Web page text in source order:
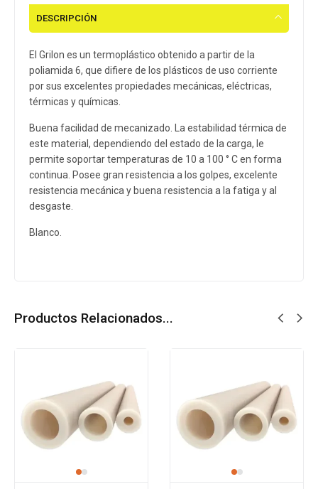
DESCRIPCIÓN
El Grilon es un termoplástico obtenido a partir de la
poliamida 6, que difiere de los plásticos de uso corriente
por sus excelentes propiedades mecánicas, eléctricas,
térmicas y químicas.
Buena facilidad de mecanizado. La estabilidad térmica de
este material, dependiendo del estado de la carga, le
permite soportar temperaturas de 10 a 100 ° C en forma
continua. Posee gran resistencia a los golpes, excelente
resistencia mecánica y buena resistencia a la fatiga y al
desgaste.
Blanco.
Productos Relacionados...